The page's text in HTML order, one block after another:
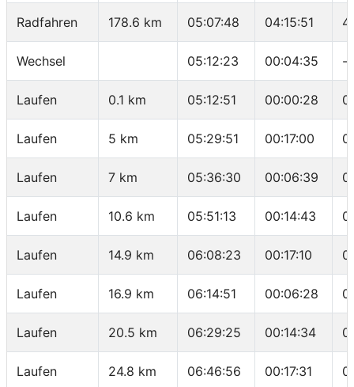
Radfahren 178.6 km 05:07:48 04:15:51
Wechsel 05:12:23 00:04:35 -
Laufen 0.1 km 05:12:51 00:00:28
Laufen 5 km 05:29:51 00:17:00
Laufen 7 km 05:36:30 00:06:39
Laufen 10.6 km 05:51:13 00:14:43
Laufen 14.9 km 06:08:23 00:17:10
Laufen 16.9 km 06:14:51 00:06:28
Laufen 20.5 km 06:29:25 00:14:34
Laufen 24.8 km 06:46:56 00:17:31